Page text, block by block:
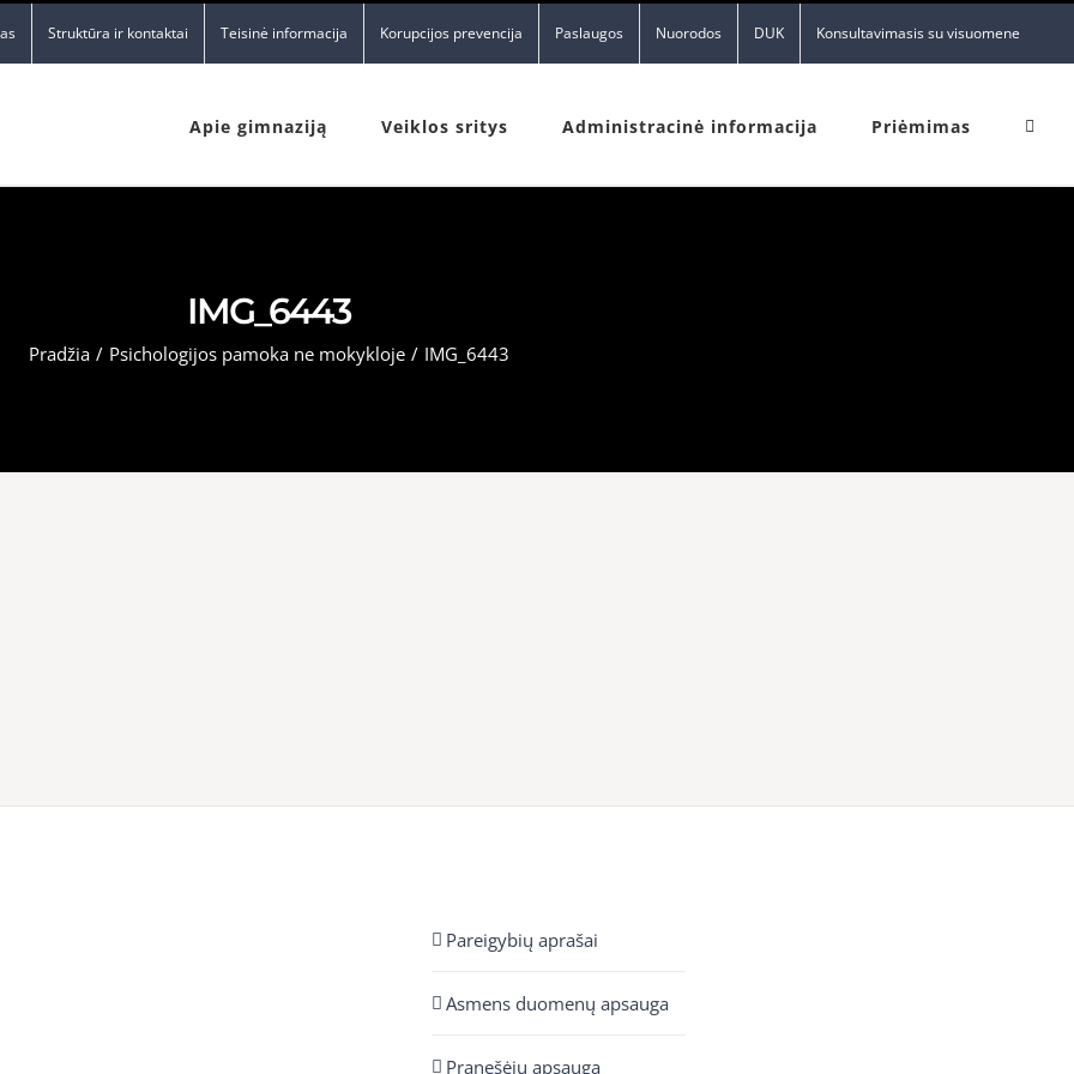
Struktūra ir kontaktai Teisinė informacija Korupcijos prevencija Paslaugos Nuorodos DUK Konsultavimasis su visuomene
Apie gimnaziją Veiklos sritys Administracinė informacija Priėmimas
IMG_6443
Pradžia / Psichologijos pamoka ne mokykloje / IMG_6443
Pareigybių aprašai
Asmens duomenų apsauga
Pranešėjų apsauga